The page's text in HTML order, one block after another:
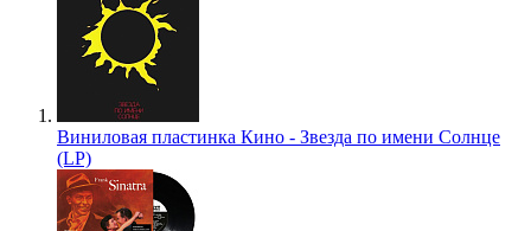
Виниловая пластинка Кино - Звезда по имени Солнце
(LP)